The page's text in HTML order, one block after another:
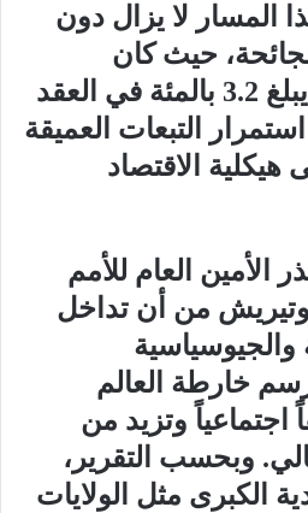
أن هذا المسار لا يزال دون
حيث كان
المتوسط العالمي يبلغ 3.2 بالمئة في العقد
التبعات العميقة
كوفيد-19 على هيكلية الاقتصاد
الأمين العام للأمم
من أن تداخل
والجيوسياسية
رسم خارطة العالم
وتزيد من
وبحسب التقرير،
الكبرى مثل الولايات